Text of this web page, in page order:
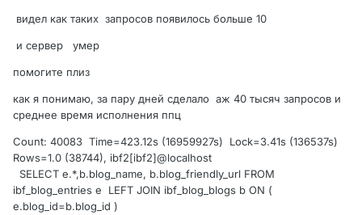
видел как таких запросов появилось больше 10
и сервер умер
помогите плиз
как я понимаю, за пару дней сделало аж 40 тысяч запросов и
среднее время исполнения ппц
Count: 40083 Time=423.12s (16959927s) Lock=3.41s (136537s)
Rows=1.0 (38744), ibf2[ibf2]@localhost
SELECT e.*,b.blog_name, b.blog_friendly_url FROM
ibf_blog_entries e LEFT JOIN ibf_blog_blogs b ON (
e.blog_id=b.blog_id )